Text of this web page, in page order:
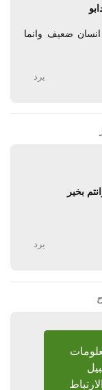
ضعيف وانما
يرد
يرد
الشرح